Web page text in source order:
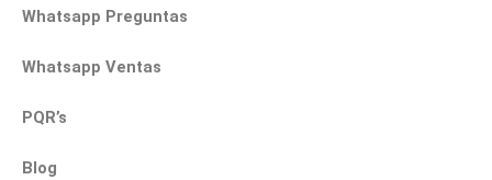
Whatsapp Preguntas
Whatsapp Ventas
PQR’s
Blog